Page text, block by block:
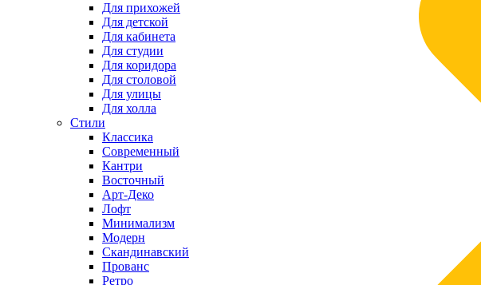
Для прихожей
Для детской
Для кабинета
Для студии
Для коридора
Для столовой
Для улицы
Для холла
Стили
Классика
Современный
Кантри
Восточный
Арт-Деко
Лофт
Минимализм
Модерн
Скандинавский
Прованс
Ретро